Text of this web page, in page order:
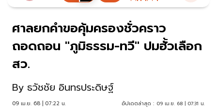
ศาลยกคำขอคุ้มครองชั่วคราว
ถอดถอน "ภูมิธรรม-ทวี" ปมฮั้วเลือก
สว.
By ธวัชชัย อินทรประดิษฐ์
09 เม.ย. 68 | 07:22 น. อัปเดตล่าสุด : 09 เม.ย. 68 | 07:31 น.